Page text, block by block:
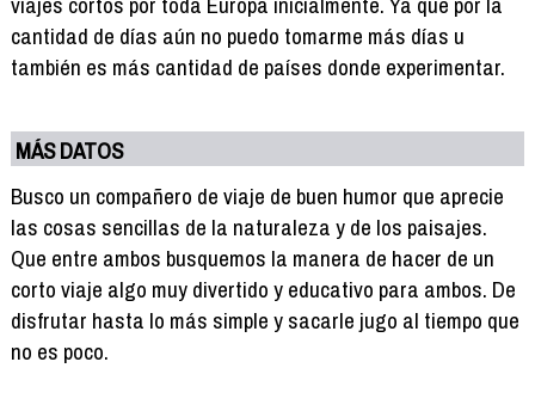
cantidad de días aún no puedo tomarme más días u
también es más cantidad de países donde experimentar.
MÁS DATOS
Busco un compañero de viaje de buen humor que aprecie
las cosas sencillas de la naturaleza y de los paisajes.
Que entre ambos busquemos la manera de hacer de un
corto viaje algo muy divertido y educativo para ambos. De
disfrutar hasta lo más simple y sacarle jugo al tiempo que
no es poco.